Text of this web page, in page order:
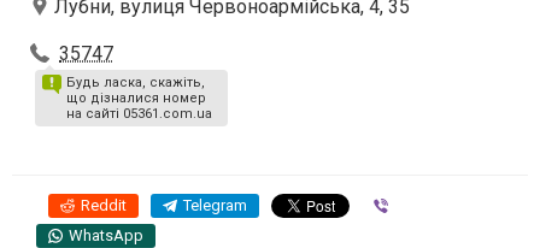
Лубни, вулиця Червоноармійська, 4, 35
35747
Будь ласка, скажіть,
що дізналися номер
на сайті 05361.com.ua
Reddit Telegram
WhatsApp